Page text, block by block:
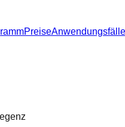
PreiseAnwendungsfälle